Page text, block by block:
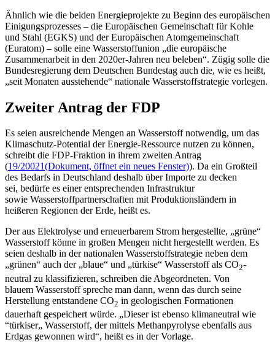
Ähnlich wie die beiden Energieprojekte zu Beginn des europäischen
Einigungsprozesses – die Europäischen Gemeinschaft für Kohle
und Stahl (EGKS) und der Europäischen Atomgemeinschaft
(Euratom) – solle eine Wasserstoffunion „die europäische
Zusammenarbeit in den 2020er-Jahren neu beleben“. Zügig solle die
Bundesregierung dem Deutschen Bundestag auch die, wie es heißt,
„seit Monaten ausstehende“ nationale Wasserstoffstrategie vorlegen.
Zweiter Antrag der FDP
Es seien ausreichende Mengen an Wasserstoff notwendig, um das
Klimaschutz-Potential der Energie-Ressource nutzen zu können,
schreibt die FDP-Fraktion in ihrem zweiten Antrag
(19/20021(Dokument, öffnet ein neues Fenster)). Da ein Großteil
des Bedarfs in Deutschland deshalb über Importe zu decken
sei, bedürfe es einer entsprechenden Infrastruktur
sowie Wasserstoffpartnerschaften mit Produktionsländern in
heißeren Regionen der Erde, heißt es.
Der aus Elektrolyse und erneuerbarem Strom hergestellte, „grüne“
Wasserstoff könne in großen Mengen nicht hergestellt werden. Es
seien deshalb in der nationalen Wasserstoffstrategie neben dem
„grünen“ auch der „blaue“ und „türkise“ Wasserstoff als CO2-
neutral zu klassifizieren, schreiben die Abgeordneten. Von
blauem Wasserstoff spreche man dann, wenn das durch seine
Herstellung entstandene CO2 in geologischen Formationen
dauerhaft gespeichert würde. „Dieser ist ebenso klimaneutral wie
“türkiser„ Wasserstoff, der mittels Methanpyrolyse ebenfalls aus
Erdgas gewonnen wird“, heißt es in der Vorlage.